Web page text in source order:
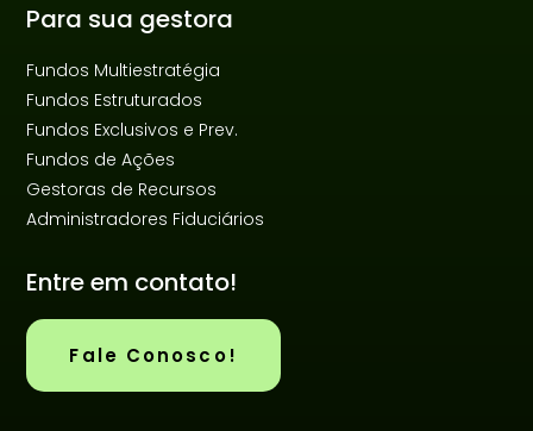
Para sua gestora
Fundos Multiestratégia
Fundos Estruturados
Fundos Exclusivos e Prev.
Fundos de Ações
Gestoras de Recursos
Administradores Fiduciários
Entre em contato!
Fale Conosco!